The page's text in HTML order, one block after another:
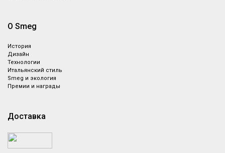
О Smeg
История
Дизайн
Технологии
Итальянский стиль
Smeg и экология
Премии и награды
Доставка